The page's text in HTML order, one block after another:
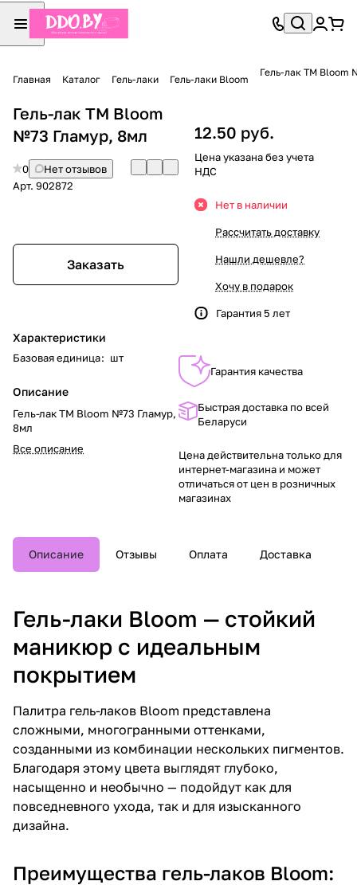
Главная Каталог Гель-лаки Гель-лаки Bloom
Гель-лак TM Bloom
Гель-лак TM Bloom
№73 Гламур, 8мл
0
Нет отзывов
Арт. 902872
Заказать
Характеристики
Базовая единица: шт
Описание
Гель-лак TM Bloom №73 Гламур,
8мл
Все описание
12.50 руб.
Цена указана без учета
НДС
Нет в наличии
Рассчитать доставку
Нашли дешевле?
Хочу в подарок
Гарантия 5 лет
Гарантия качества
Быстрая доставка по всей
Беларуси
Цена действительна только для
интернет-магазина и может
отличаться от цен в розничных
магазинах
Описание Отзывы Оплата Доставка
Гель-лаки Bloom — стойкий
маникюр с идеальным
покрытием
Палитра гель-лаков Bloom представлена
сложными, многогранными оттенками,
созданными из комбинации нескольких пигментов.
Благодаря этому цвета выглядят глубоко,
насыщенно и необычно — подойдут как для
повседневного ухода, так и для изысканного
дизайна.
Преимущества гель-лаков Bloom: